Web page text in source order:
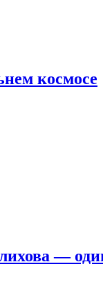
космосе
—